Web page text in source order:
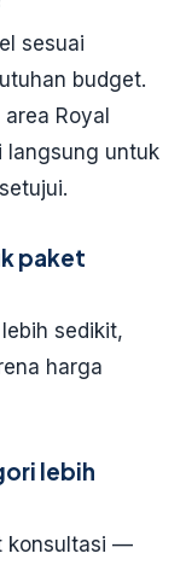
sesuai
budget.
Royal
langsung untuk
paket
sedikit,
harga
lebih
konsultasi —